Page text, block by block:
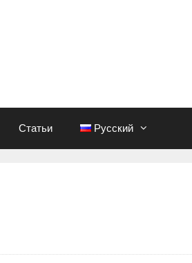
Статьи Русский